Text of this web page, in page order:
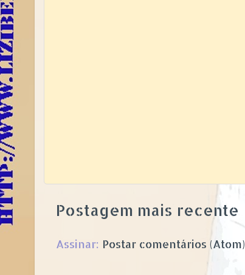
Postagem mais recente
Assinar: Postar comentários (Atom)